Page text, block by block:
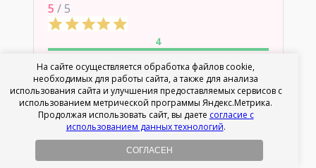
5 / 5
4
Положительных
|нейтральных|отрицательных отзывов
Нет записи
На сайте осуществляется обработка файлов cookie,
необходимых для работы сайта, а также для анализа
использования сайта и улучшения предоставляемых сервисов с
использованием метрической программы Яндекс.Метрика.
Продолжая использовать сайт, вы даете согласие с
использованием данных технологий.
СОГЛАСЕН